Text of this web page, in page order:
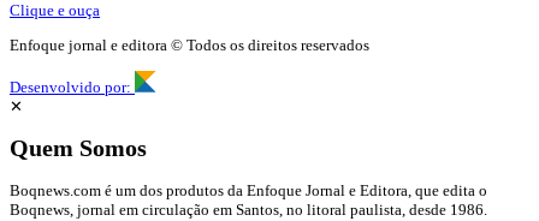
Clique e ouça
Enfoque jornal e editora © Todos os direitos reservados
Desenvolvido por:
✕
Quem Somos
Boqnews.com é um dos produtos da Enfoque Jornal e Editora, que edita o
Boqnews, jornal em circulação em Santos, no litoral paulista, desde 1986.